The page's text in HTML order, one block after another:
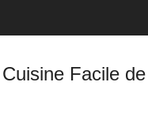
Facile de